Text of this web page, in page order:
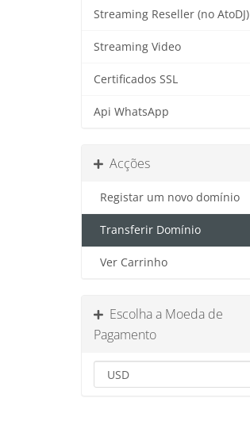
Streaming Reseller (no AtoDJ)
Streaming Video
Certificados SSL
Api WhatsApp
Acções
Registar um novo domínio
Transferir Domínio
Ver Carrinho
Escolha a Moeda de
Pagamento